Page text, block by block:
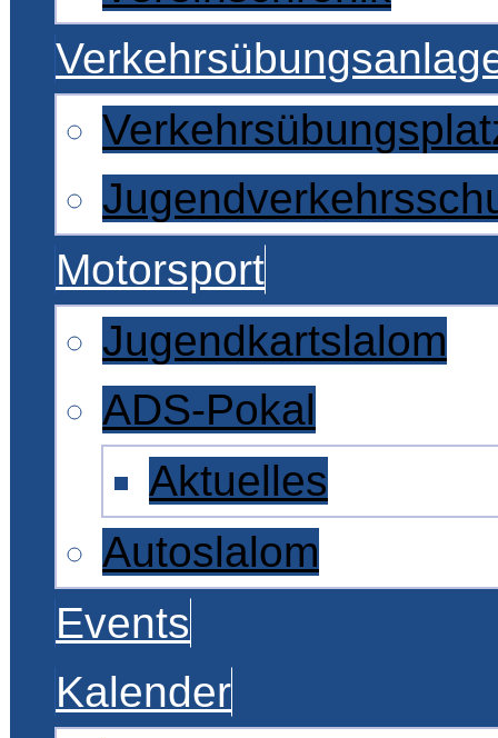
Motorsport
Jugendkartslalom
ADS-Pokal
Aktuelles
Autoslalom
Events
Kalender